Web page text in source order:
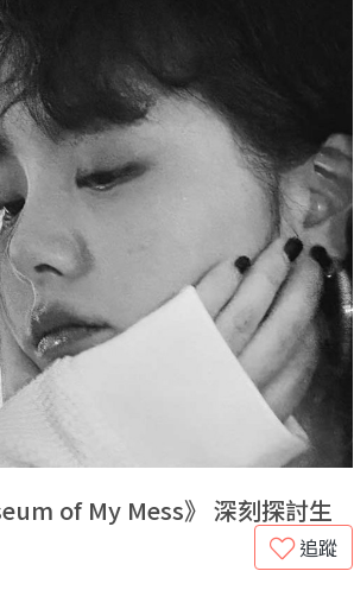
of My Mess》 深刻探討生
追蹤